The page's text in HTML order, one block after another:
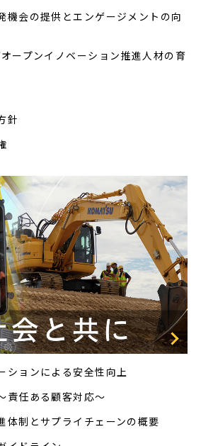
機会の提供とエンゲージメントの向
ープンイノベーション推進人材の育
針
ションによる安全性向上
責任ある顧客対応～
体制とサプライチェーンの概要